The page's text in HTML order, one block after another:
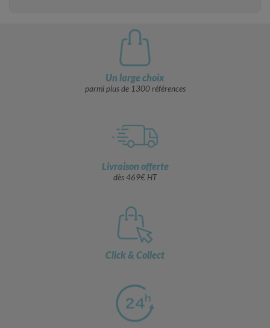
Un large choix
parmi plus de 1300 références
Livraison offerte
dès 469€ HT
Click & Collect